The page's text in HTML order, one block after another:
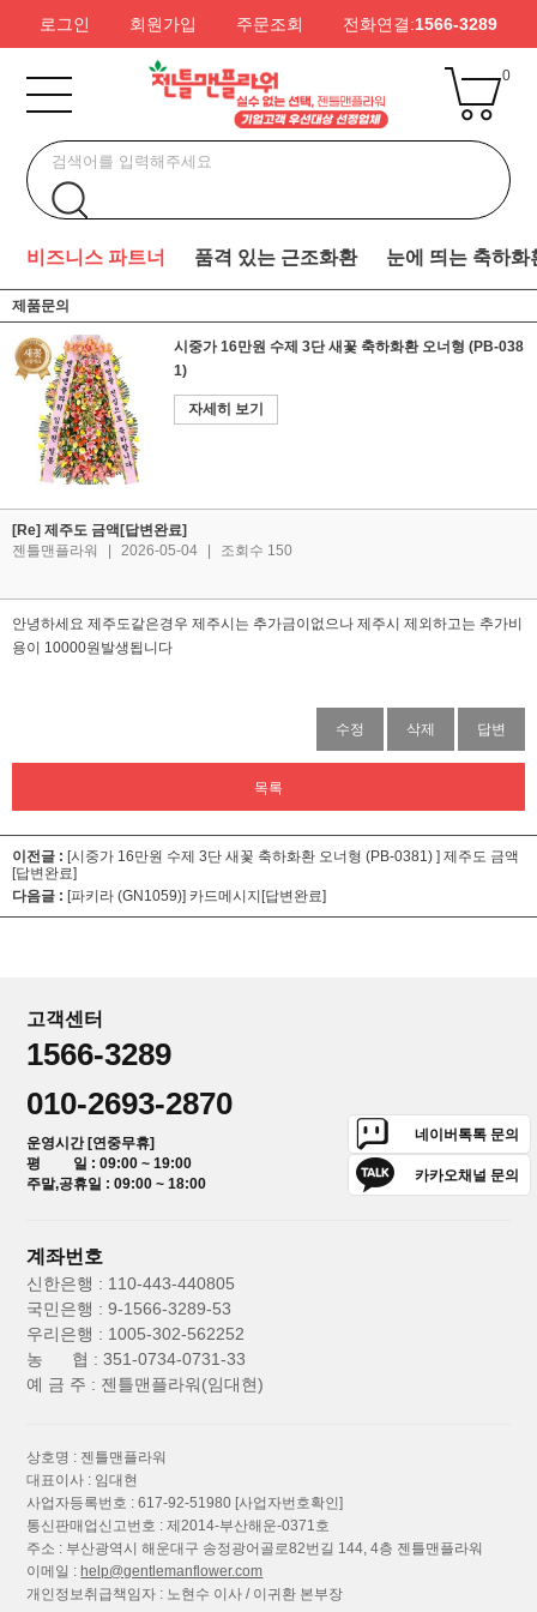
로그인 회원가입 주문조회 전화연결:1566-3289
0
비즈니스 파트너 품격 있는 근조화환 눈에 띄는 축하화
제품문의
시중가 16만원 수제 3단 새꽃 축하화환 오너형 (PB-038
1)
자세히 보기
[Re] 제주도 금액[답변완료]
젠틀맨플라워
2026-05-04 조회수 150
안녕하세요 제주도같은경우 제주시는 추가금이없으나 제주시 제외하고는 추가비
용이 10000원발생됩니다
수정 삭제 답변
목록
이전글 : [시중가 16만원 수제 3단 새꽃 축하화환 오너형 (PB-0381) ] 제주도 금액
[답변완료]
다음글 : [파키라 (GN1059)] 카드메시지[답변완료]
고객센터
1566-3289
010-2693-2870
운영시간 [연중무휴]
평 일 : 09:00 ~ 19:00
주말,공휴일 : 09:00 ~ 18:00
네이버톡톡 문의
카카오채널 문의
계좌번호
신한은행 : 110-443-440805
국민은행 : 9-1566-3289-53
우리은행 : 1005-302-562252
농 협 : 351-0734-0731-33
예 금 주 : 젠틀맨플라워(임대현)
상호명 : 젠틀맨플라워
대표이사 : 임대현
사업자등록번호 : 617-92-51980 [사업자번호확인]
통신판매업신고번호 : 제2014-부산해운-0371호
주소 : 부산광역시 해운대구 송정광어골로82번길 144, 4층 젠틀맨플라워
이메일 : help@gentlemanflower.com
개인정보취급책임자 : 노현수 이사 / 이귀환 본부장